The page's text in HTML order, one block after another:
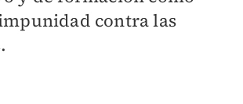
contra las